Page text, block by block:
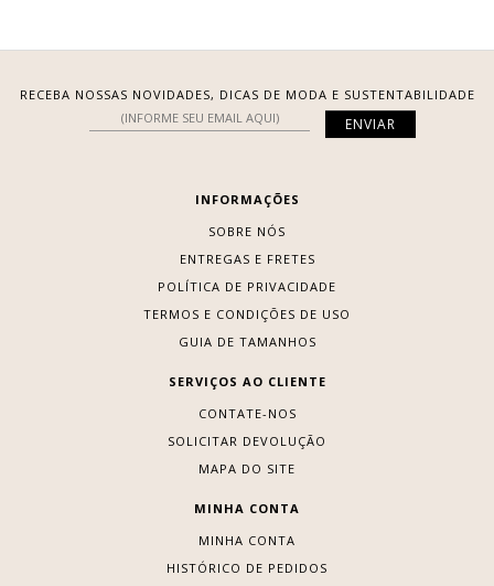
RECEBA NOSSAS NOVIDADES, DICAS DE MODA E SUSTENTABILIDADE
INFORMAÇÕES
SOBRE NÓS
ENTREGAS E FRETES
POLÍTICA DE PRIVACIDADE
TERMOS E CONDIÇÕES DE USO
GUIA DE TAMANHOS
SERVIÇOS AO CLIENTE
CONTATE-NOS
SOLICITAR DEVOLUÇÃO
MAPA DO SITE
MINHA CONTA
MINHA CONTA
HISTÓRICO DE PEDIDOS